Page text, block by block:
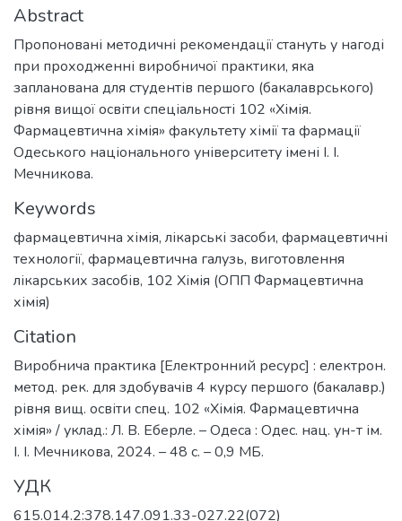
Abstract
Пропоновані методичні рекомендації стануть у нагоді
при проходженні виробничої практики, яка
запланована для студентів першого (бакалаврського)
рівня вищої освіти спеціальності 102 «Хімія.
Фармацевтична хімія» факультету хімії та фармації
Одеського національного університету імені І. І.
Мечникова.
Keywords
фармацевтична хімія, лікарські засоби, фармацевтичні
технології, фармацевтична галузь, виготовлення
лікарських засобів, 102 Хімія (ОПП Фармацевтична
хімія)
Citation
Виробнича практика [Електронний ресурс] : електрон.
метод. рек. для здобувачів 4 курсу першого (бакалавр.)
рівня вищ. освіти спец. 102 «Хімія. Фармацевтична
хімія» / уклад.: Л. В. Еберле. – Одеса : Одес. нац. ун-т ім.
І. І. Мечникова, 2024. – 48 с. – 0,9 МБ.
УДК
615.014.2:378.147.091.33-027.22(072)